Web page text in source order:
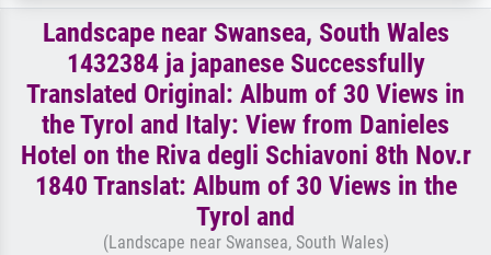
Landscape near Swansea, South Wales
1432384 ja japanese Successfully
Translated Original: Album of 30 Views in
the Tyrol and Italy: View from Danieles
Hotel on the Riva degli Schiavoni 8th Nov.r
1840 Translat: Album of 30 Views in the
Tyrol and
(Landscape near Swansea, South Wales)